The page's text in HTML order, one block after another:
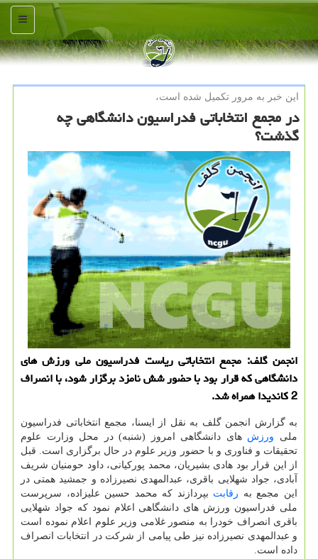
منو
این خبر به مرور تكمیل شده است،
در مجمع انتخاباتی فدراسیون دانشگاهی چه
گذشت؟
انجمن گلف: مجمع انتخاباتی ریاست فدراسیون ملی ورزش های
دانشگاهی كه قرار بود با حضور شش نامزد برگزار شود، با انصراف
2 كاندیدا همراه شد.
به گزارش انجمن گلف به نقل از ایسنا، مجمع انتخاباتی فدراسیون
ملی ورزش های دانشگاهی امروز (شنبه) در محل وزارت علوم
تحقیقات و فناوری و با حضور وزیر علوم در حال برگزاری است. قبل
از این قرار بود هادی بشیریان، محمد پورکیانی، داود حومنیان شریف
آبادی، جواد شهلایی باقری، عبدالمهدی نصیرزاده و جمشید همتی در
این مجمع به رقابت بپردازند که محمد حسین علیزاده، سرپرست
ملی فدراسیون ورزش های دانشگاهی اعلام نمود که جواد شهلایی
باقری انصراف خودرا به منصور غلامی وزیر علوم اعلام نموده است
و عبدالمهدی نصیرزاده نیز طی پیامی از شرکت در انتخابات انصراف
داده است.